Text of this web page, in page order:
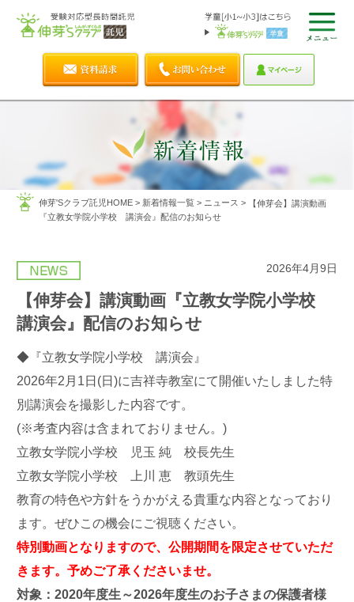
伸芽'Sクラブ託児HOME> 新着情報一覧> ニュース >
【伸芽会】講演動画
『立教女学院小学校 講演会』配信のお知らせ
2026年4月9日
【伸芽会】講演動画『立教女学院小学校
講演会』配信のお知らせ
◆『立教女学院小学校 講演会』
2026年2月1日(日)に吉祥寺教室にて開催いたしました特
別講演会を撮影した内容です。
(※考査内容は含まれておりません。)
立教女学院小学校 児玉 純 校長先生
立教女学院小学校 上川 恵 教頭先生
教育の特色や方針をうかがえる貴重な内容となっており
ます。ぜひこの機会にご視聴ください。
特別動画となりますので、公開期間を限定させていただ
きます。予めご了承くださいませ。
対象：2020年度生～2026年度生のお子さまの保護者様